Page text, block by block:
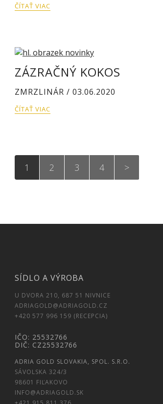
ČÍTAŤ VIAC
ZÁZRAČNÝ KOKOS
ZMRZLINÁR / 03.06.2020
ČÍTAŤ VIAC
1 2 3 4 >
SÍDLO A VÝROBA
U DVORA 210, 687 51 NIVNICE
ADRIAGOLD@ADRIAGOLD.CZ
+420 577 996 159 (RECEPCIA)
IČO: 25532766
DIČ: CZ25532766
ADRIA GOLD SLOVAKIA, SPOL. S.R.O.
SÁVOLSKA 324/3
98601 FIĽAKOVO
INFO@ADRIAGOLD.SK